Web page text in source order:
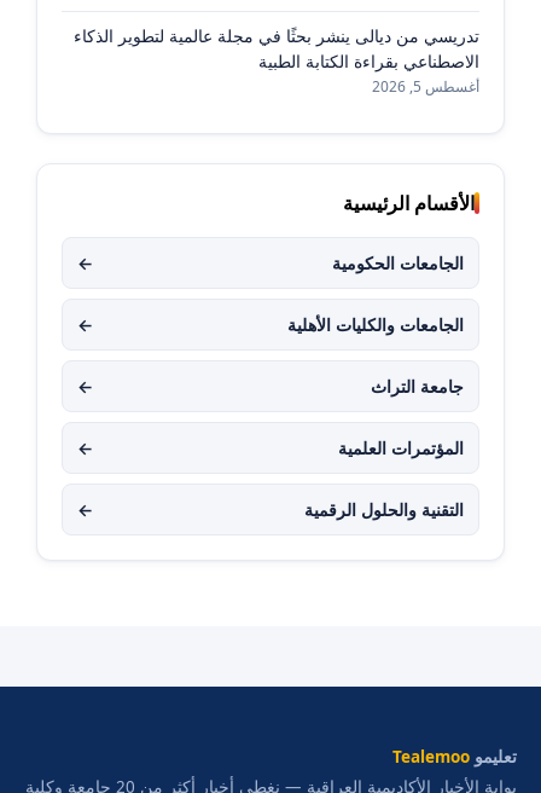
تدريسي من ديالى ينشر بحثًا في مجلة عالمية لتطوير الذكاء
الاصطناعي بقراءة الكتابة الطبية
أغسطس 5, 2026
الأقسام الرئيسية
الجامعات الحكومية ←
الجامعات والكليات الأهلية ←
جامعة التراث ←
المؤتمرات العلمية ←
التقنية والحلول الرقمية ←
تعليمو Tealemoo
بوابة الأخبار الأكاديمية العراقية — نغطي أخبار أكثر من 20 جامعة وكلية